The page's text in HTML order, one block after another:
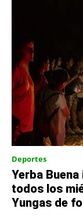
Deportes
Yerba
todos los
Yungas de